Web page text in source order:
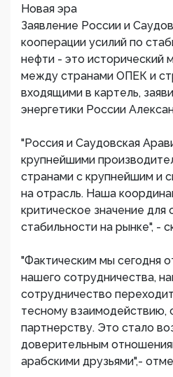
Новая эра
Заявление России и
кооперации усилий по
нефти - это исторический
между странами ОПЕК и
входящими в картель,
энергетики России
"Россия и Саудовская
крупнейшими
странами с крупнейшим и
на отрасль. Наша
критическое значение для
стабильности на рынке", -
"Фактическим мы сегодня
нашего сотрудничества,
сотрудничество
тесному взаимодействию,
партнерству. Это стало
доверительным
арабскими друзьями",-